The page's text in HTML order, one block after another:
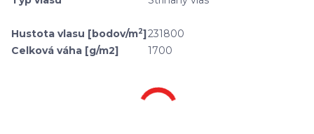
Hustota vlasu [bodov/m2]231800
Celková váha [g/m2]
1700